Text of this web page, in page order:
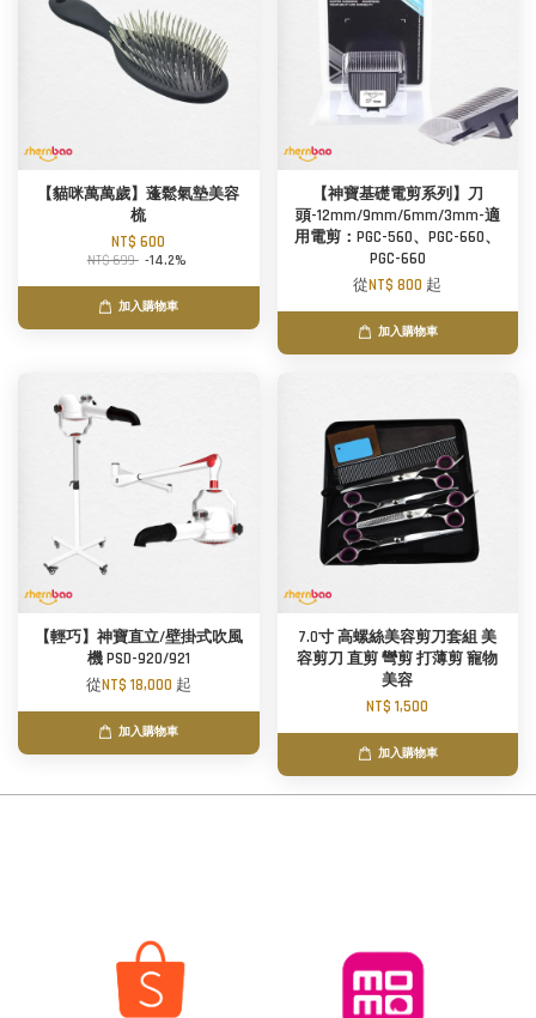
【貓咪萬萬歲】蓬鬆氣墊美容
梳
NT$ 600
NT$ 699 -14.2%
加入購物車
【神寶基礎電剪系列】刀
頭-12mm/9mm/6mm/3mm-適
用電剪：PGC-560、PGC-660、
PGC-660
從NT$ 800 起
加入購物車
【輕巧】神寶直立/壁掛式吹風
機 PSD-920/921
從NT$ 18,000 起
加入購物車
7.0寸 高螺絲美容剪刀套組 美
容剪刀 直剪 彎剪 打薄剪 寵物
美容
NT$ 1,500
加入購物車